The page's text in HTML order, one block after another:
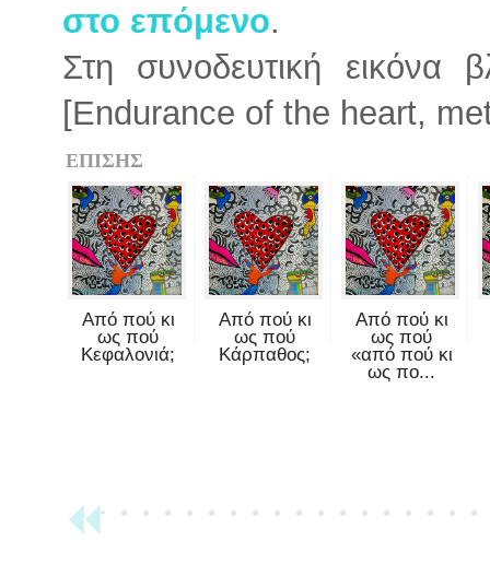
στο επόμενο.
Στη συνοδευτική εικόνα
[Εndurance of the heart,
ΕΠΙΣΗΣ
Από πού κι
ως πού
Κεφαλονιά;
Από πού κι
ως πού
Κάρπαθος;
Από πού κι
ως πού
«από πού κι
ως πο...